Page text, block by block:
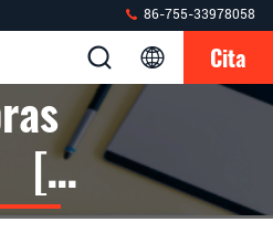
86-755-33978058
Cita
[